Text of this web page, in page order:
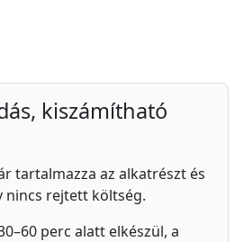
kiszámítható
tartalmazza az alkatrészt és
nincs rejtett költség.
perc alatt elkészül, a